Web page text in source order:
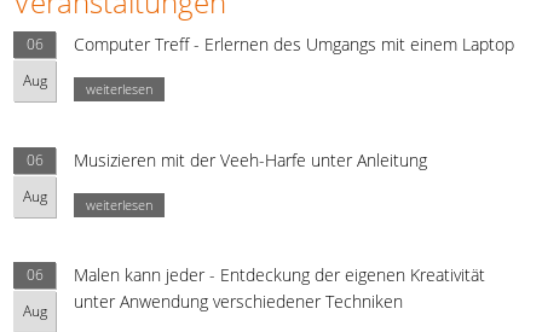
06
Aug
Computer Treff - Erlernen des Umgangs mit einem Laptop
weiterlesen
06
Aug
Musizieren mit der Veeh-Harfe unter Anleitung
weiterlesen
06
Aug
Malen kann jeder - Entdeckung der eigenen Kreativität
unter Anwendung verschiedener Techniken